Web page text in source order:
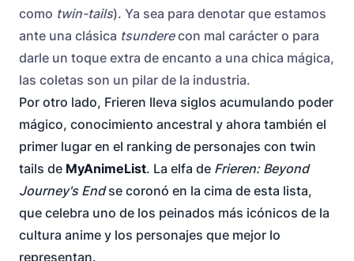
como twin-tails). Ya sea para denotar que estamos
ante una clásica tsunderecon mal carácter o para
darle un toque extra de encanto a una chica mágica,
las coletas son un pilar de la industria.
Por otro lado, Frieren lleva siglos acumulando poder
mágico, conocimiento ancestral y ahora también el
primer lugar en el ranking de personajes con twin
tails de MyAnimeList. La elfa de Frieren: Beyond
Journey's Endse coronó en la cima de esta lista,
que celebra uno de los peinados más icónicos de la
cultura anime y los personajes que mejor lo
representan.